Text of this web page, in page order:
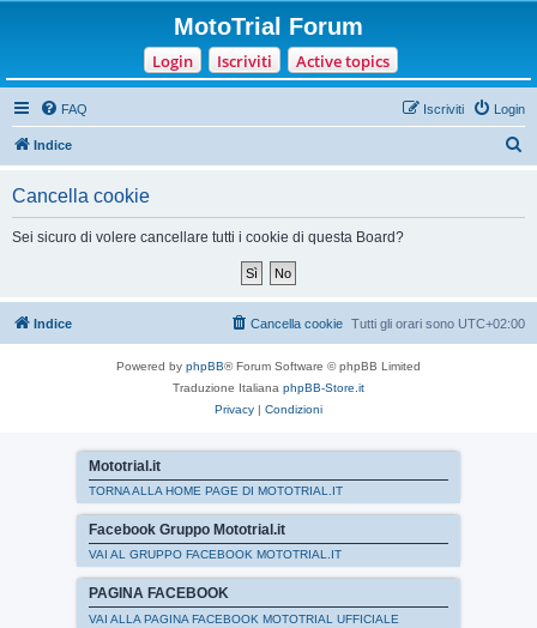
MotoTrial Forum
Login Iscriviti Active topics
FAQ Login
Iscriviti
Indice
Cancella cookie
Sei sicuro di volere cancellare tutti i cookie di questa Board?
Indice Tutti gli orari sono UTC+02:00
Cancella cookie
Powered by phpBB® Forum Software © phpBB Limited
Traduzione Italiana phpBB-Store.it
Privacy | Condizioni
Mototrial.it
TORNA ALLA HOME PAGE DI MOTOTRIAL.IT
Facebook Gruppo Mototrial.it
VAI AL GRUPPO FACEBOOK MOTOTRIAL.IT
PAGINA FACEBOOK
VAI ALLA PAGINA FACEBOOK MOTOTRIAL UFFICIALE